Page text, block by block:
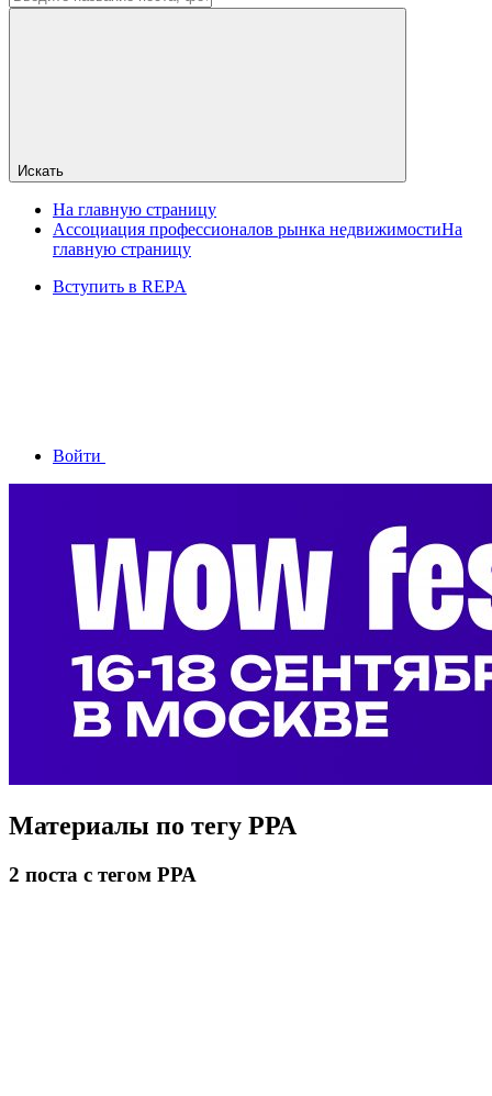
Искать
На главную страницу
Ассоциация профессионалов рынка недвижимостиНа
главную страницу
Вступить в REPA
Войти
Материалы по тегу РРА
2 поста с тегом РРА